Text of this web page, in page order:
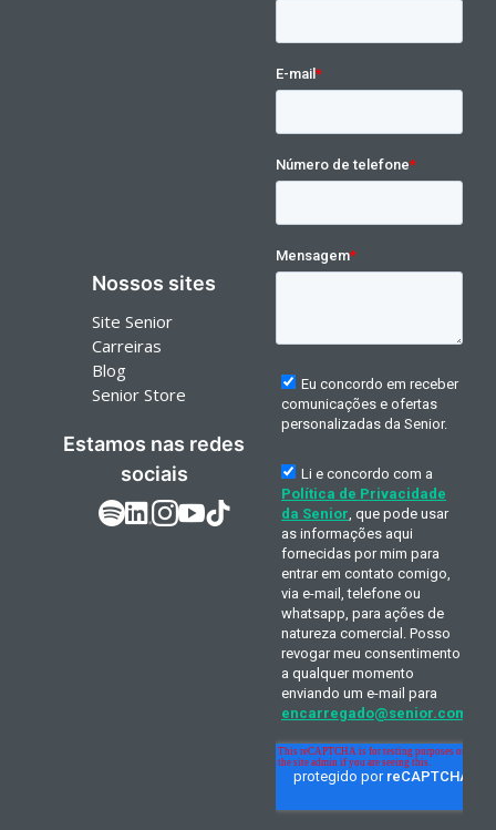
Nossos sites
Site Senior
Carreiras
Blog
Senior Store
Estamos nas redes
sociais